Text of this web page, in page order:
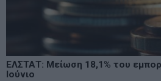
ΕΛΣΤΑΤ: Μείωση 18,1% του
Ιούνιο